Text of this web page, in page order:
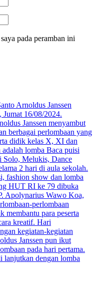
pada peramban ini
Arnoldus Janssen
16/08/2024.
Janssen menyambut
berbagai perlombaan yang
didik kelas X, XI dan
lomba Baca puisi
Solo, Melukis, Dance
2 hari di aula sekolah.
fashion show dan lomba
HUT RI ke 79 dibuka
Apolynarius Wawo Koa,
perlombaan
membantu para peserta
kreatif. Hari
kegiatan-kegiatan
Janssen pun ikut
pada hari pertama.
lanjutkan dengan lomba